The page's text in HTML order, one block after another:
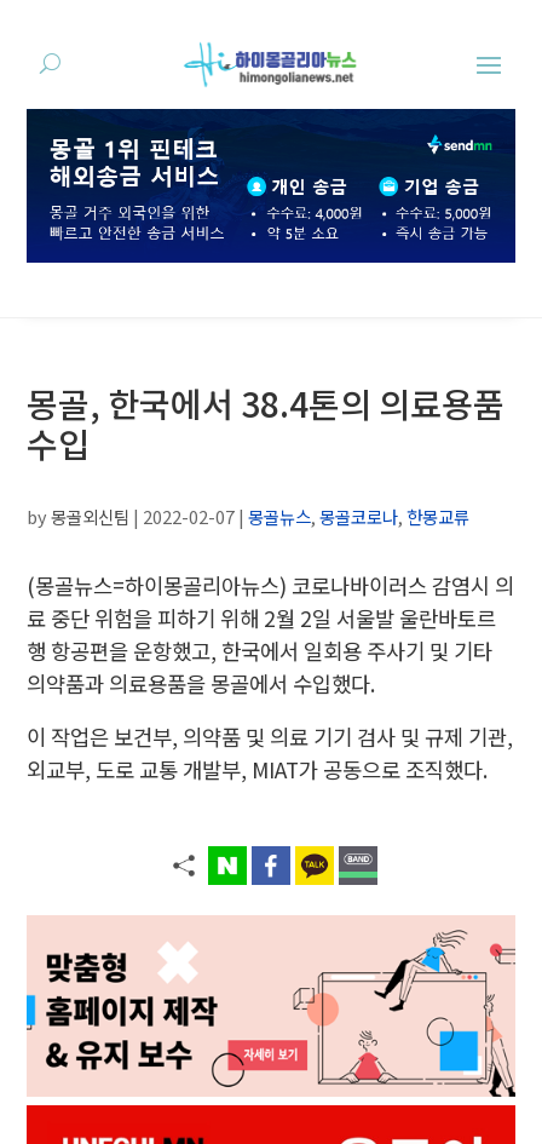
몽골, 한국에서 38.4톤의 의료용품
수입
by몽골외신팀 | 2022-02-07|몽골뉴스,몽골코로나,한몽교류
(몽골뉴스=하이몽골리아뉴스) 코로나바이러스 감염시 의
료 중단 위험을 피하기 위해 2월 2일 서울발 울란바토르
행 항공편을 운항했고, 한국에서 일회용 주사기 및 기타
의약품과 의료용품을 몽골에서 수입했다.
이 작업은 보건부, 의약품 및 의료 기기 검사 및 규제 기관,
외교부, 도로 교통 개발부, MIAT가 공동으로 조직했다.